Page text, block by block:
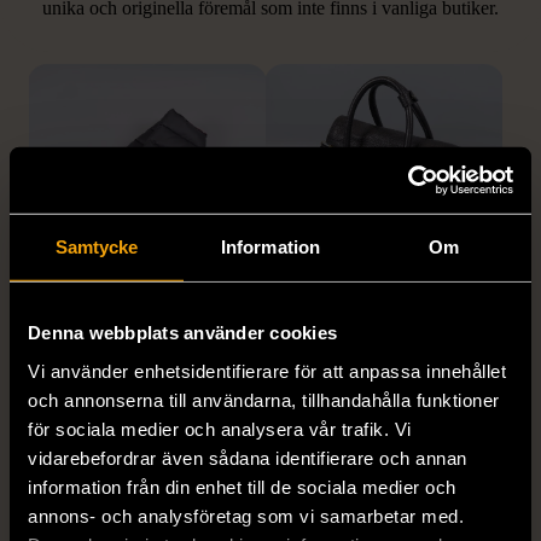
Samtycke Information Om
Denna webbplats använder cookies
Vi använder enhetsidentifierare för att anpassa innehållet
och annonserna till användarna, tillhandahålla funktioner
för sociala medier och analysera vår trafik. Vi
vidarebefordrar även sådana identifierare och annan
information från din enhet till de sociala medier och
annons- och analysföretag som vi samarbetar med.
unika och originella föremål som inte finns i vanliga butiker.
Hitta produkter som påminner om denna
HAGLÖFS
Haglöfs leftover mimic
mitten vadderade
tumvantar med
quiltmönster
S (34-36)
Mycket gott skick
TIGER OF SWEDEN
Tiger of Sweden Läder
väska med axelrem
Gott skick
999 kr